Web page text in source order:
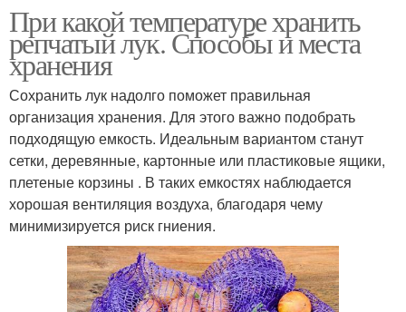
При какой температуре хранить
репчатый лук. Способы и места
хранения
Сохранить лук надолго поможет правильная
организация хранения. Для этого важно подобрать
подходящую емкость. Идеальным вариантом станут
сетки, деревянные, картонные или пластиковые ящики,
плетеные корзины . В таких емкостях наблюдается
хорошая вентиляция воздуха, благодаря чему
минимизируется риск гниения.